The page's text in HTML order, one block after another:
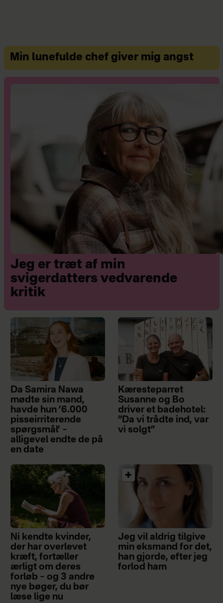
Min lunefulde chef giver mig angst
Jeg er træt af min
svigerdatters vedvarende
kritik
Da Samira Nawa
mødte sin mand,
havde hun ’6.000
pisseirriterende
spørgsmål’ –
alligevel endte de på
en date
Kæresteparret
Susanne og Bo
driver et badehotel:
”Da vi trådte ind, var
vi solgt”
Ni kendte kvinder,
der har overlevet
kræft, fortæller
ærligt om deres
forløb – og 3 andre
nye bøger, du bør
læse lige nu
Jeg vil aldrig tilgive
min eksmand for det,
han gjorde, efter jeg
forlod ham